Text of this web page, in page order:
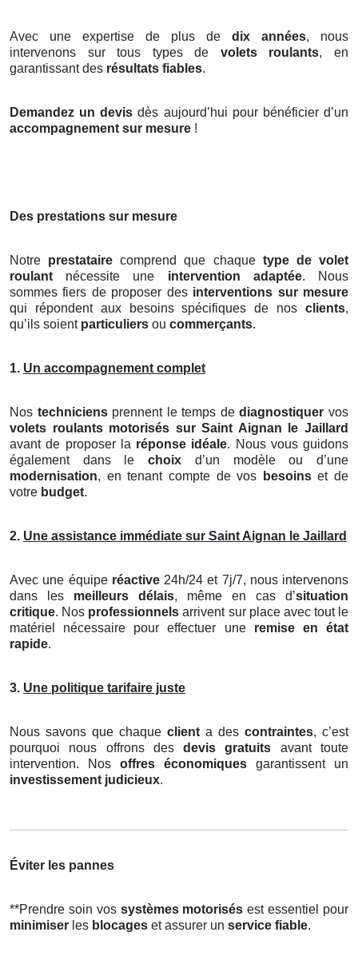
Avec une expertise de plus de dix années, nous
intervenons sur tous types de volets roulants, en
garantissant des résultats fiables.
Demandez un devis dès aujourd’hui pour bénéficier d’un
accompagnement sur mesure !
Des prestations sur mesure
Notre prestataire comprend que chaque type de volet
roulant nécessite une intervention adaptée. Nous
sommes fiers de proposer des interventions sur mesure
qui répondent aux besoins spécifiques de nos clients,
qu’ils soient particuliers ou commerçants.
1. Un accompagnement complet
Nos techniciensprennent le temps dediagnostiquer vos
volets roulants motorisés sur Saint Aignan le Jaillard
avant de proposer la réponse idéale. Nous vous guidons
également dans lechoix d’un modèle ou d’une
modernisation, en tenant compte de vos besoinset de
votre budget.
2. Une assistance immédiate sur Saint Aignan le Jaillard
Avec une équipe réactive24h/24 et 7j/7, nous intervenons
dans les meilleurs délais, même en cas d’situation
critique. Nos professionnels arrivent sur place avec tout le
matériel nécessaire pour effectuer une remise en état
rapide.
3. Une politique tarifaire juste
Nous savons que chaque client a des contraintes, c’est
pourquoi nous offrons desdevis gratuits avant toute
intervention. Nos offres économiques garantissent un
investissement judicieux.
Éviter les pannes
**Prendre soin vos systèmes motorisés est essentiel pour
minimiser les blocages et assurer un service fiable.